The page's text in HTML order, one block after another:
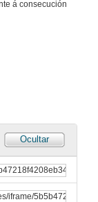
á consecución
Ocultar
As augas mineromedicinais de Andalucía. Evolución histórica, estado actual e perspectivas